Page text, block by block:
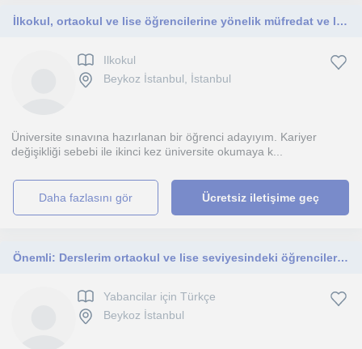
İlkokul, ortaokul ve lise öğrencilerine yönelik müfredat ve lise hazırlık programlarına destek verebilirim.
Ilkokul
Beykoz İstanbul, İstanbul
Üniversite sınavına hazırlanan bir öğrenci adayıyım. Kariyer
değişikliği sebebi ile ikinci kez üniversite okumaya k...
daha fazlasını gör Ücretsiz iletişime geç
Önemli: Derslerim ortaokul ve lise seviyesindeki öğrencilere yöneliktir.
Yabancilar için Türkçe
Beykoz İstanbul